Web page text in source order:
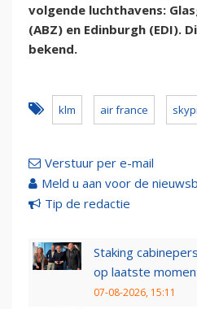
volgende luchthavens:
(ABZ) en Edinburgh (EDI).
bekend.
klm air france
Verstuur per e-mail
Meld u aan voor de
Tip de redactie
Staking
op laatste
07-08-2026, 15:11